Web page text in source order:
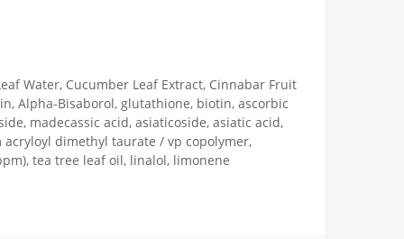
Water, Cucumber Leaf Extract, Cinnabar Fruit
Alpha-Bisaborol, glutathione, biotin, ascorbic
madecassic acid, asiaticoside, asiatic acid,
acryloyl dimethyl taurate / vp copolymer,
tea tree leaf oil, linalol, limonene